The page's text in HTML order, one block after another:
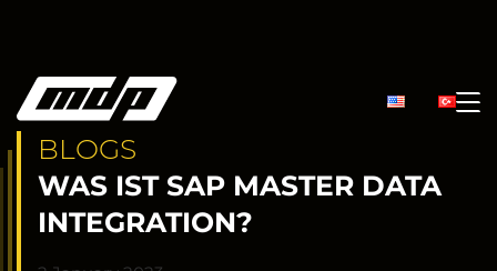
BLOGS
WAS IST SAP MASTER DATA
INTEGRATION?